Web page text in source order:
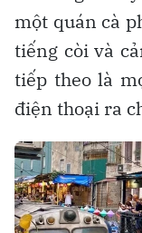
một quán cà
tiếng còi và
tiếp theo là
điện thoại ra